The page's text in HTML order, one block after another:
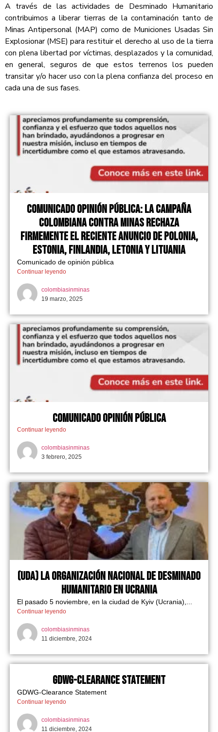
A través de las actividades de Desminado Humanitario
contribuimos a liberar tierras de la contaminación tanto de
Minas Antipersonal (MAP) como de Municiones Usadas Sin
Explosionar (MSE) ​para restituir el derecho al uso de la tierra
con plena libertad por víctimas, desplazados y la comunidad,
en general, seguros de que estos terrenos los pueden
transitar y/o hacer uso con la plena confianza del proceso en
cada una de sus fases.
Comunicado Opinión Pública: La Campaña
Colombiana Contra minas rechaza
firmemente El reciente anuncio de Polonia,
Estonia, Finlandia, Letonia y Lituania
Comunicado de opinión pública
Continuar leyendo
colombiasinminas
19 marzo, 2025
Comunicado Opinión Pública
Continuar leyendo
colombiasinminas
3 febrero, 2025
(UDA) La Organización Nacional de Desminado
Humanitario en Ucrania
El pasado 5 noviembre, en la ciudad de Kyiv (Ucrania),...
Continuar leyendo
colombiasinminas
11 diciembre, 2024
GDWG-Clearance Statement
GDWG-Clearance Statement
Continuar leyendo
colombiasinminas
11 diciembre, 2024